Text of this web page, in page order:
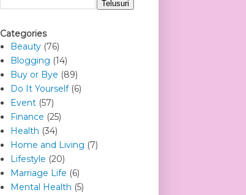
Categories
Beauty (76)
Blogging (14)
Buy or Bye (89)
Do It Yourself (6)
Event (57)
Finance (25)
Health (34)
Home and Living (7)
Lifestyle (20)
Marriage Life (6)
Mental Health (5)